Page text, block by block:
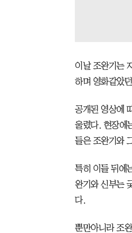
이날 조완기는
하며 영화같았
공개된 영상에
울렸다. 현장에
들은 조완기와
특히 이들 뒤에
완기와 신부는
다.
뿐만아니라 조